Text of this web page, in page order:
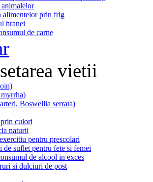
alimentelor prin frig
hranei
de carne
vietii
Boswellia serrata)
culori
naturii
pentru prescolari
de suflet pentru fete si femei
de alcool in exces
si dulciuri de post